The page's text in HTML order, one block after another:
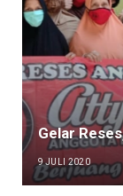
Gelar
9 JULI 2020